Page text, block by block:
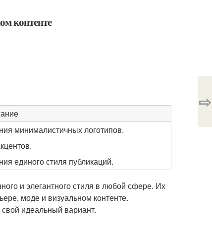
контенте
минималистичных логотипов.
единого стиля публикаций.
и элегантного стиля в любой сфере. Их
моде и визуальном контенте.
идеальный вариант.
⇨